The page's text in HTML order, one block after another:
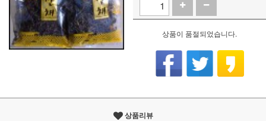
상품이 품절되었습니다.
상품리뷰